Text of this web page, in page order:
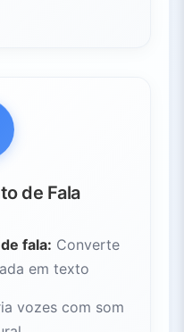
de Fala
fala: Converte
em texto
vozes com som